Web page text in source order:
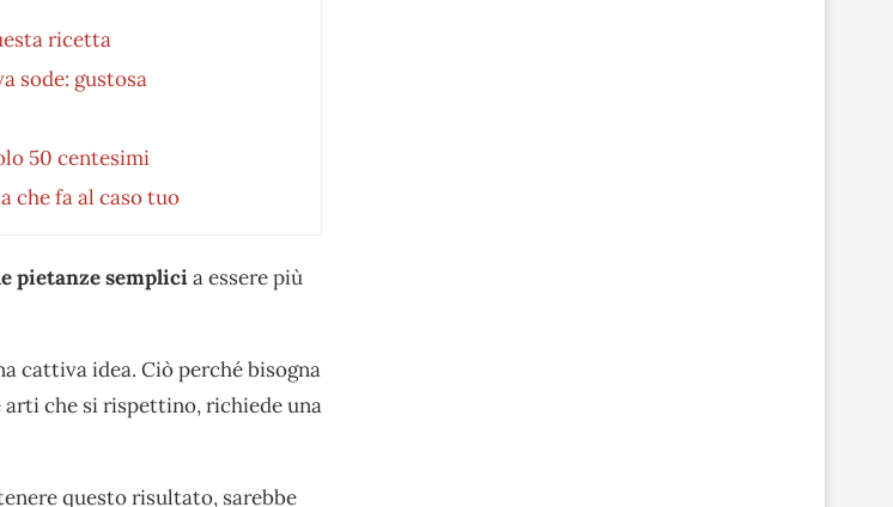
ricetta
sode: gustosa
50 centesimi
che fa al caso tuo
pietanze semplicia essere più
cattiva idea. Ciò perché bisogna
che si rispettino, richiede una
questo risultato, sarebbe